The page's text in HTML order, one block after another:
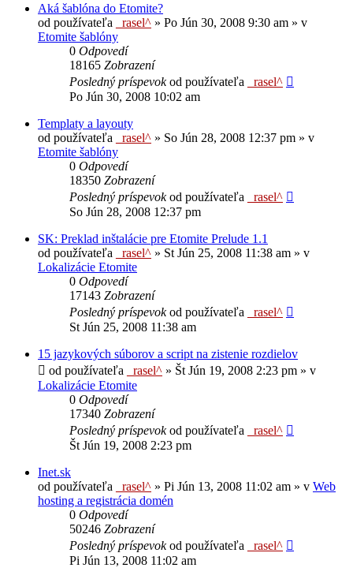
Aká šablóna do Etomite?
od používateľa
_rasel^ » Po Jún 30, 2008 9:30 am » v
Etomite šablóny
0 Odpovedí
18165 Zobrazení
Posledný príspevokod používateľa
_rasel^
Po Jún 30, 2008 10:02 am
Templaty a layouty
od používateľa
_rasel^ » So Jún 28, 2008 12:37 pm » v
Etomite šablóny
0 Odpovedí
18350 Zobrazení
Posledný príspevokod používateľa
_rasel^
So Jún 28, 2008 12:37 pm
SK: Preklad inštalácie pre Etomite Prelude 1.1
od používateľa
_rasel^ » St Jún 25, 2008 11:38 am » v
Lokalizácie Etomite
0 Odpovedí
17143 Zobrazení
Posledný príspevokod používateľa
_rasel^
St Jún 25, 2008 11:38 am
15 jazykových súborov a script na zistenie rozdielov
od používateľa
_rasel^ » Št Jún 19, 2008 2:23 pm » v
Lokalizácie Etomite
0 Odpovedí
17340 Zobrazení
Posledný príspevokod používateľa
_rasel^
Št Jún 19, 2008 2:23 pm
Inet.sk
od používateľa
_rasel^ » Pi Jún 13, 2008 11:02 am » v Web
hosting a registrácia domén
0 Odpovedí
50246 Zobrazení
Posledný príspevokod používateľa
_rasel^
Pi Jún 13, 2008 11:02 am